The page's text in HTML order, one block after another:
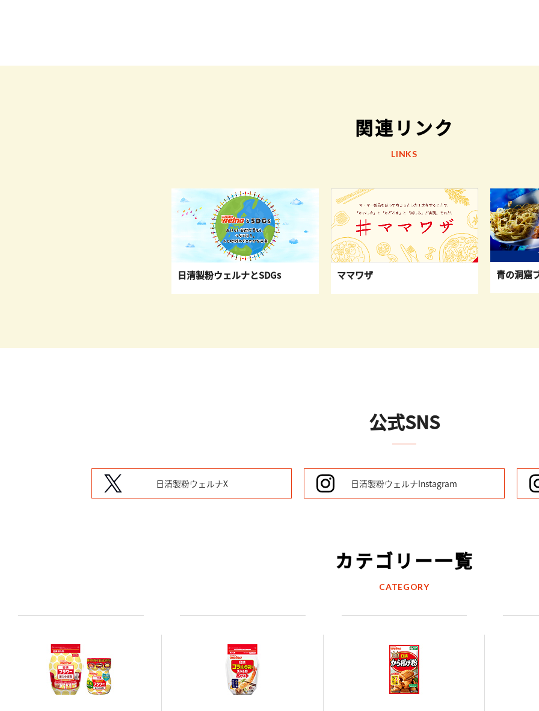
関連リンク
LINKS
日清製粉ウェルナとSDGs ママワザ 青の洞窟
公式SNS
日清製粉ウェルナX 日清製粉ウェルナInstagram
カテゴリー一覧
CATEGORY